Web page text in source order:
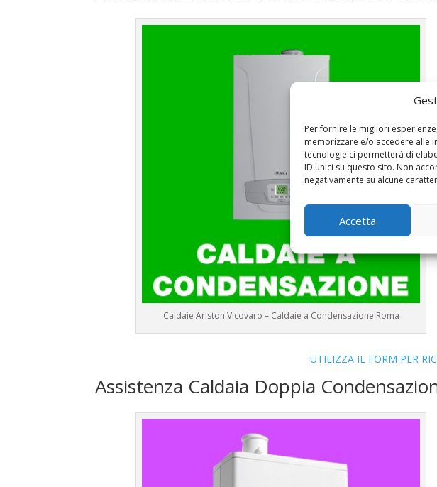
Per fornire le migliori
memorizzare e/o accedere alle
tecnologie ci permetterà di
ID unici su questo sito. Non
negativamente su alcune
Accetta
Caldaie Ariston Vicovaro – Caldaie a Condensazione Roma
UTILIZZA IL FORM PER
Assistenza Caldaia Doppia